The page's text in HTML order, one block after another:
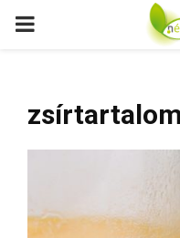
P
A
zsírtartalom